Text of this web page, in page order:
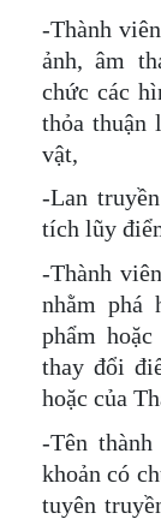
-Thành
ảnh, âm
chức các
thỏa thuận
vật,
-Lan
tích lũy
-Thành
nhằm phá
phẩm
thay đổi
hoặc của
-Tên
khoản có
tuyên